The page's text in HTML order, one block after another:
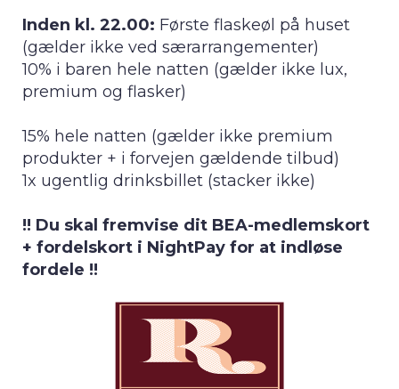
Inden kl. 22.00: Første flaskeøl på huset
(gælder ikke ved særarrangementer)
10% i baren hele natten (gælder ikke lux,
premium og flasker)
15% hele natten (gælder ikke premium
produkter + i forvejen gældende tilbud)
1x ugentlig drinksbillet (stacker ikke)
!! Du skal fremvise dit BEA-medlemskort
+ fordelskort i NightPay for at indløse
fordele !!